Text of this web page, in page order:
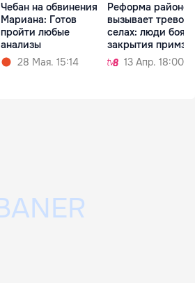
Чебан на обвинения
Мариана: Готов
пройти любые
анализы
28 Мая. 15:14
Реформа районов
вызывает
селах: люди
закрытия
13 Апр. 18:00